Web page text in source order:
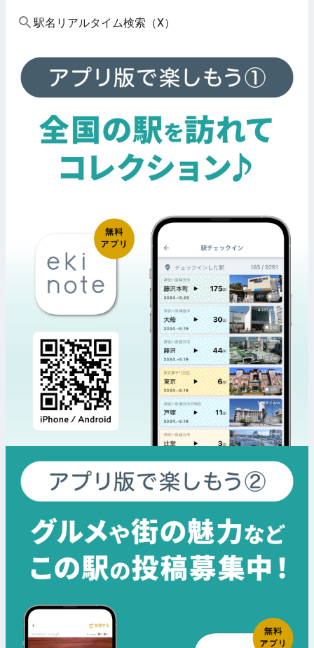
駅名リアルタイム検索（X）